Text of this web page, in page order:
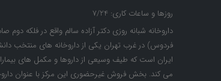
روزها و ساعات کاری: 7/24
داروخانه شبانه روزی دکتر آزاده سالم واقع در فلکه دوم
فردوس) در غرب تهران یکی از داروخانه های منتخب
ایران است که طیف وسیعی از داروها و مکمل های
می کند. بخش فروش غیرحضوری این مرکز با عنوان